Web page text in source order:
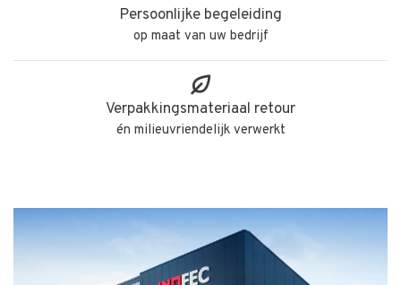
Persoonlijke begeleiding
op maat van uw bedrijf
Verpakkingsmateriaal retour
én milieuvriendelijk verwerkt